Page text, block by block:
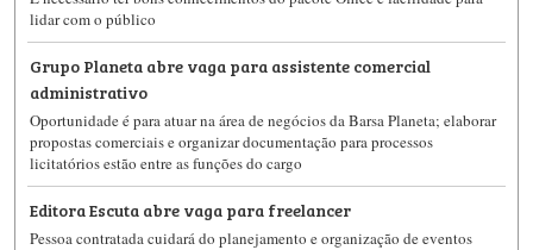
lidar com o público
Grupo Planeta abre vaga para assistente comercial
administrativo
Oportunidade é para atuar na área de negócios da Barsa Planeta; elaborar
propostas comerciais e organizar documentação para processos
licitatórios estão entre as funções do cargo
Editora Escuta abre vaga para freelancer
Pessoa contratada cuidará do planejamento e organização de eventos